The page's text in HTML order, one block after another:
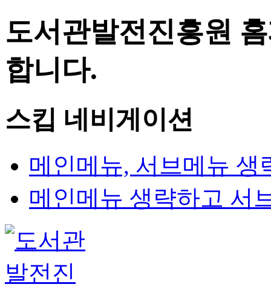
도서관발전진흥원
합니다.
스킵 네비게이션
메인메뉴, 서브메뉴 생
메인메뉴 생략하고 서